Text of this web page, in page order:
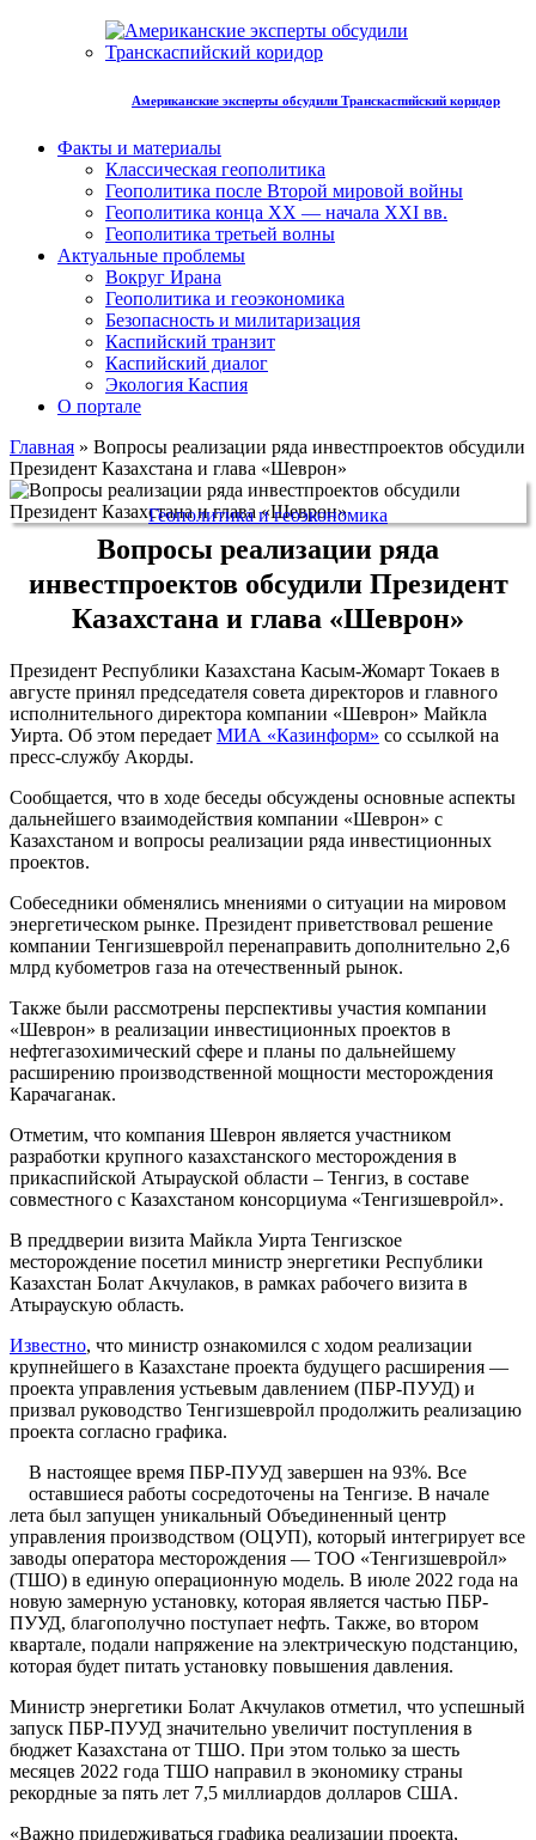
Американские эксперты обсудили Транскаспийский коридор
Факты и материалы
Классическая геополитика
Геополитика после Второй мировой войны
Геополитика конца XX — начала XXI вв.
Геополитика третьей волны
Актуальные проблемы
Вокруг Ирана
Геополитика и геоэкономика
Безопасность и милитаризация
Каспийский транзит
Каспийский диалог
Экология Каспия
О портале
Главная » Вопросы реализации ряда инвестпроектов обсудили
Президент Казахстана и глава «Шеврон»
Геополитика и геоэкономика
Вопросы реализации ряда
инвестпроектов обсудили Президент
Казахстана и глава «Шеврон»
Президент Республики Казахстана Касым-Жомарт Токаев в
августе принял председателя совета директоров и главного
исполнительного директора компании «Шеврон» Майкла
Уирта. Об этом передает МИА «Казинформ» со ссылкой на
пресс-службу Акорды.
Сообщается, что в ходе беседы обсуждены основные аспекты
дальнейшего взаимодействия компании «Шеврон» с
Казахстаном и вопросы реализации ряда инвестиционных
проектов.
Собеседники обменялись мнениями о ситуации на мировом
энергетическом рынке. Президент приветствовал решение
компании Тенгизшевройл перенаправить дополнительно 2,6
млрд кубометров газа на отечественный рынок.
Также были рассмотрены перспективы участия компании
«Шеврон» в реализации инвестиционных проектов в
нефтегазохимический сфере и планы по дальнейшему
расширению производственной мощности месторождения
Карачаганак.
Отметим, что компания Шеврон является участником
разработки крупного казахстанского месторождения в
прикаспийской Атырауской области – Тенгиз, в составе
совместного с Казахстаном консорциума «Тенгизшевройл».
В преддверии визита Майкла Уирта Тенгизское
месторождение посетил министр энергетики Республики
Казахстан Болат Акчулаков, в рамках рабочего визита в
Атыраускую область.
Известно, что министр ознакомился с ходом реализации
крупнейшего в Казахстане проекта будущего расширения —
проекта управления устьевым давлением (ПБР-ПУУД) и
призвал руководство Тенгизшевройл продолжить реализацию
проекта согласно графика.
В настоящее время ПБР-ПУУД завершен на 93%. Все
оставшиеся работы сосредоточены на Тенгизе. В начале
лета был запущен уникальный Объединенный центр
управления производством (ОЦУП), который интегрирует все
заводы оператора месторождения — ТОО «Тенгизшевройл»
(ТШО) в единую операционную модель. В июле 2022 года на
новую замерную установку, которая является частью ПБР-
ПУУД, благополучно поступает нефть. Также, во втором
квартале, подали напряжение на электрическую подстанцию,
которая будет питать установку повышения давления.
Министр энергетики Болат Акчулаков отметил, что успешный
запуск ПБР-ПУУД значительно увеличит поступления в
бюджет Казахстана от ТШО. При этом только за шесть
месяцев 2022 года ТШО направил в экономику страны
рекордные за пять лет 7,5 миллиардов долларов США.
«Важно придерживаться графика реализации проекта,